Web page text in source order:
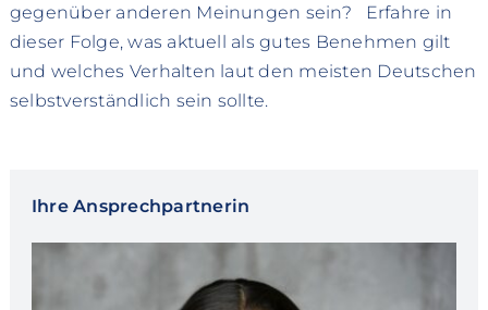
gegenüber anderen Meinungen sein? Erfahre in
dieser Folge, was aktuell als gutes Benehmen gilt
und welches Verhalten laut den meisten Deutschen
selbstverständlich sein sollte.
Ihre Ansprechpartnerin